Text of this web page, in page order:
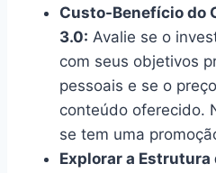
Custo-Benefício do
3.0: Avalie se o
com seus objetivos
pessoais e se o
conteúdo oferecido.
se tem uma
Explorar a Estrutura